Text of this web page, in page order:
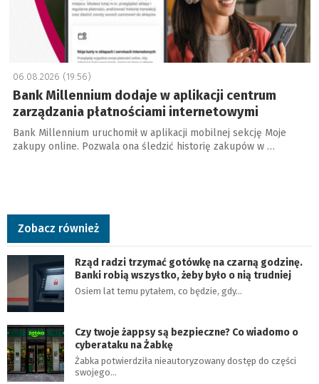
06.08.2026 (19:56)
Bank Millennium dodaje w aplikacji centrum
zarządzania płatnościami internetowymi
Bank Millennium uruchomił w aplikacji mobilnej sekcję Moje
zakupy online. Pozwala ona śledzić historię zakupów w …
Zobacz również
Rząd radzi trzymać gotówkę na czarną godzinę.
Banki robią wszystko, żeby było o nią trudniej
Osiem lat temu pytałem, co będzie, gdy…
Czy twoje żappsy są bezpieczne? Co wiadomo o
cyberataku na Żabkę
Żabka potwierdziła nieautoryzowany dostęp do części
swojego…